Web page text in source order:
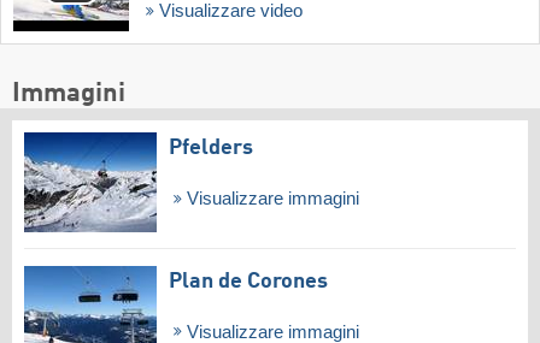
Visualizzare video
Immagini
Pfelders
Visualizzare immagini
Plan de Corones
Visualizzare immagini